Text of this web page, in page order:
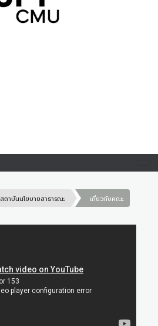
สถาบันนโยบายสาธารณะ เกี่ยวกับคณะ